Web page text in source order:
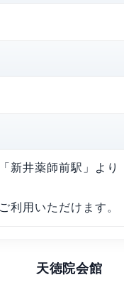
新井薬師前駅」よ
利用いただけます。
天徳院会館